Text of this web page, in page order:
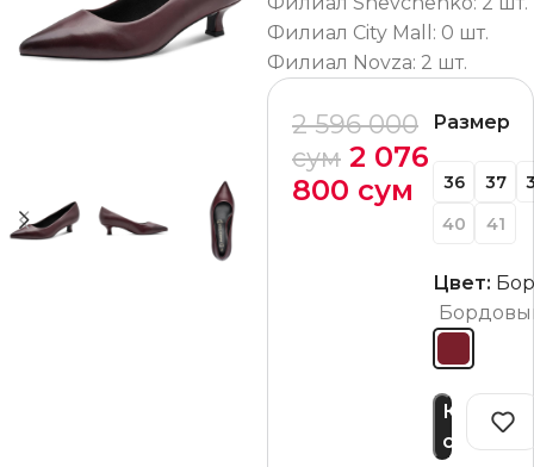
Филиал City Mall: 0 шт.
Филиал Novza: 2 шт.
2 596 000
сум 2 076
800 сум
Размер
36 37
40
41
Цвет:
Купить
сейчас